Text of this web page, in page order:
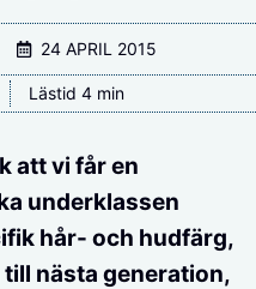
24 APRIL 2015
Lästid 4 min
att vi får en
underklassen
hår- och hudfärg,
nästa generation,